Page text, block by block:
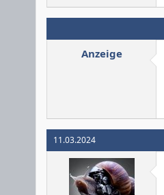
Anzeige
11.03.2024